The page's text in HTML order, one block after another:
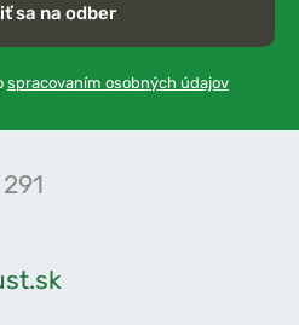
sa na odber
spracovaním osobných údajov